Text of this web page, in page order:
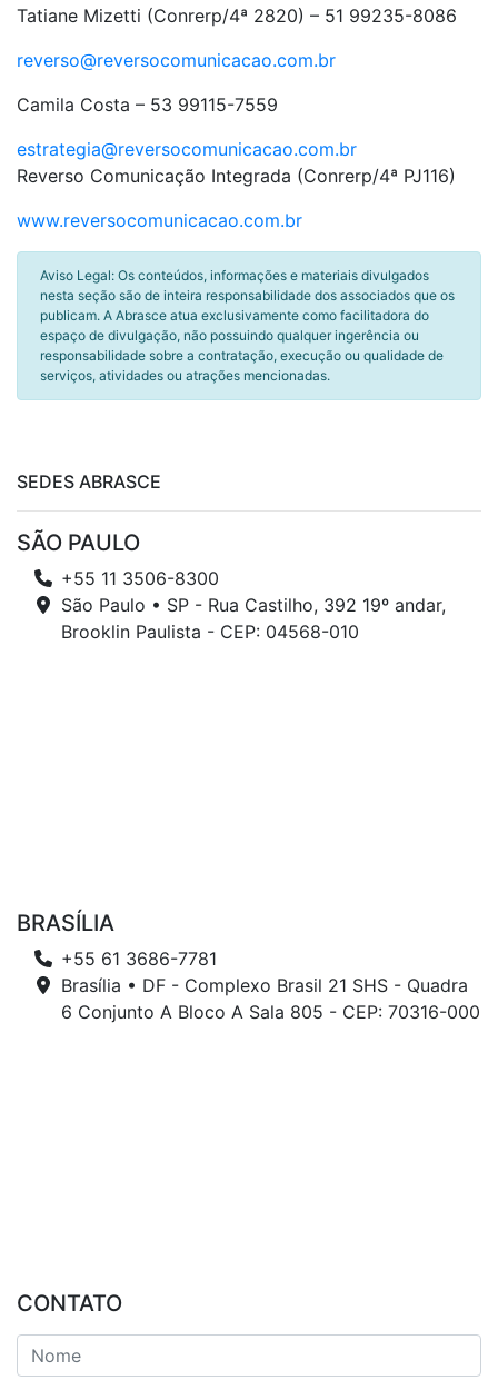
Tatiane Mizetti (Conrerp/4ª 2820) – 51 99235-8086
reverso@reversocomunicacao.com.br
Camila Costa – 53 99115-7559
estrategia@reversocomunicacao.com.br
Reverso Comunicação Integrada (Conrerp/4ª PJ116)
www.reversocomunicacao.com.br
Aviso Legal: Os conteúdos, informações e materiais divulgados
nesta seção são de inteira responsabilidade dos associados que os
publicam. A Abrasce atua exclusivamente como facilitadora do
espaço de divulgação, não possuindo qualquer ingerência ou
responsabilidade sobre a contratação, execução ou qualidade de
serviços, atividades ou atrações mencionadas.
SEDES ABRASCE
SÃO PAULO
+55 11 3506-8300
São Paulo • SP - Rua Castilho, 392 19º andar,
Brooklin Paulista - CEP: 04568-010
BRASÍLIA
+55 61 3686-7781
Brasília • DF - Complexo Brasil 21 SHS - Quadra
6 Conjunto A Bloco A Sala 805 - CEP: 70316-000
CONTATO